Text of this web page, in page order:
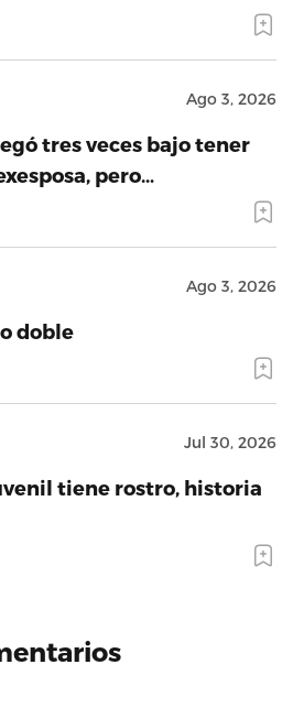
Ago 3, 2026
tres veces bajo tener
pero…
Ago 3, 2026
doble
Jul 30, 2026
tiene rostro, historia